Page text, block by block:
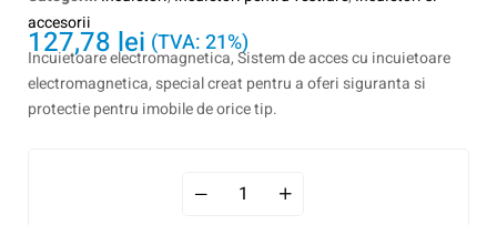
accesorii
127,78 lei (TVA: 21%)
Incuietoare electromagnetica, Sistem de acces cu incuietoare
electromagnetica, special creat pentru a oferi siguranta si
protectie pentru imobile de orice tip.